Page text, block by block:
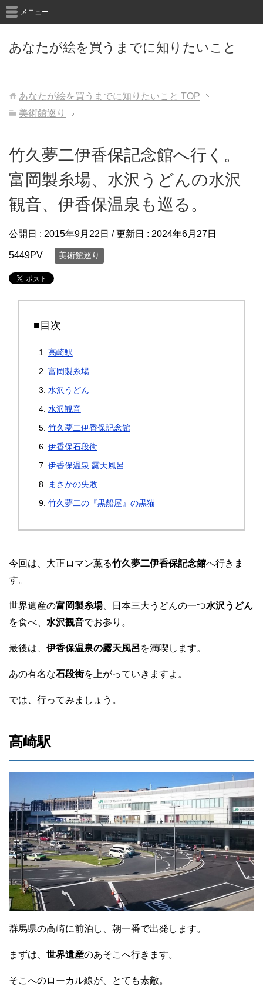
あなたが絵を買うまでに知りたいこと
メニュー
あなたが絵を買うまでに知りたいこと TOP
美術館巡り
竹久夢二伊香保記念館へ行く。
富岡製糸場、水沢うどんの水沢
観音、伊香保温泉も巡る。
公開日 : 2015年9月22日 / 更新日 : 2024年6月27日
5449PV 美術館巡り
■目次
高崎駅
富岡製糸場
水沢うどん
水沢観音
竹久夢二伊香保記念館
伊香保石段街
伊香保温泉 露天風呂
まさかの失敗
竹久夢二の『黒船屋』の黒猫
今回は、大正ロマン薫る竹久夢二伊香保記念館へ行きま
す。
世界遺産の富岡製糸場、日本三大うどんの一つ水沢うどん
を食べ、 水沢観音でお参り。
最後は、 伊香保温泉の露天風呂を満喫します。
あの有名な石段街を上がっていきますよ。
では、行ってみましょう。
高崎駅
群馬県の高崎に前泊し、朝一番で出発します。
まずは、 世界遺産のあそこへ行きます。
そこへのローカル線が、とても素敵。